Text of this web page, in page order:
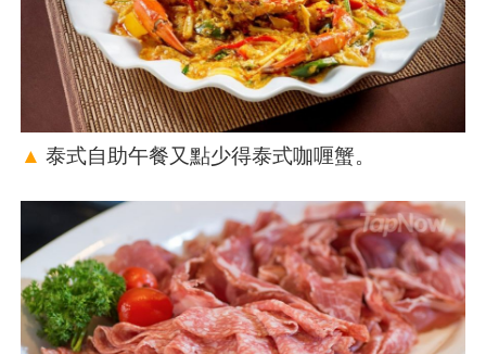
▲ 泰式自助午餐又點少得泰式咖喱蟹。